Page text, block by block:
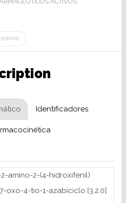
Identificadores
amino-2-(4-hidroxifenil)
oxo-4-tio-1-azabiciclo [3.2.0]